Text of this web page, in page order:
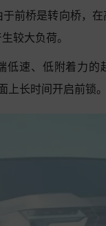
前桥是转向桥，
较大负荷。
低速、低附着力
上长时间开启前锁